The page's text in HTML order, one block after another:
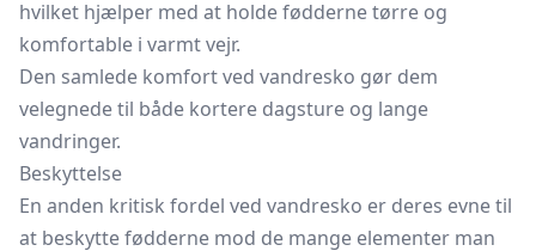
hvilket hjælper med at holde fødderne tørre og
komfortable i varmt vejr.
Den samlede komfort ved vandresko gør dem
velegnede til både kortere dagsture og lange
vandringer.
Beskyttelse
En anden kritisk fordel ved vandresko er deres evne til
at beskytte fødderne mod de mange elementer man